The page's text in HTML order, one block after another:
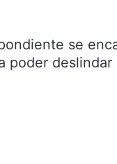
se
poder deslindar